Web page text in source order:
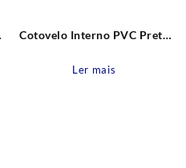
Cotovelo Interno PVC Preta
Ler mais